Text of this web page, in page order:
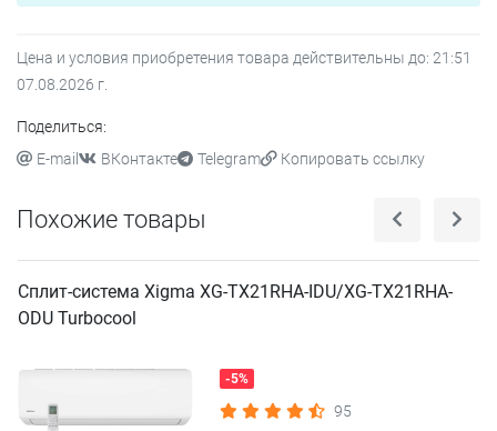
Цена и условия приобретения товара действительны до: 21:51
07.08.2026 г.
Поделиться:
E-mail
ВКонтакте Telegram Копировать ссылку
Похожие товары
Сплит-система Xigma XG-TX21RHA-IDU/XG-TX21RHA-
ODU Turbocool
-5%
95